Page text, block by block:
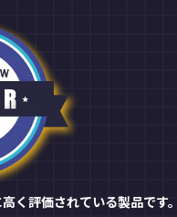
く評価されている製品です